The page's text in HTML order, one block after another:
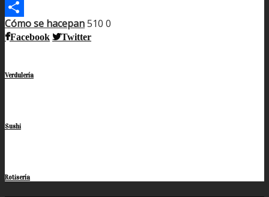
WhatsApp
Compartir
Cómo se hacepan510 0
Facebook Twitter
Verdulería
Sushi
Rotisería